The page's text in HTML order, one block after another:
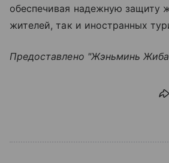
обеспечивая надежную защиту
жителей, так и иностранных
Предоставлено "Жэньминь